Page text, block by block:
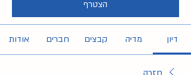
הצטרף
דיון מדיה קבצים חברים אודות